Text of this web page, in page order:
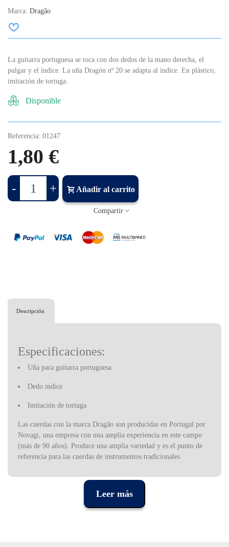
Marca: Dragão
La guitarra portuguesa se toca con dos dedos de la mano derecha, el
pulgar y el índice. La uña Dragón nº 20 se adapta al índice. En plástico,
imitación de tortuga.
Disponible
Referencia: 01247
1,80 €
- + Añadir al carrito
Compartir
Descripción
Especificaciones:
Uña para guitarra portuguesa
Dedo índice
Imitación de tortuga
Las cuerdas con la marca Dragão son producidas en Portugal por
Novagi, una empresa con una amplia experiencia en este campo
(más de 90 años). Produce una amplia variedad y es el punto de
referencia para las cuerdas de instrumentos tradicionales
varias.
Leer más